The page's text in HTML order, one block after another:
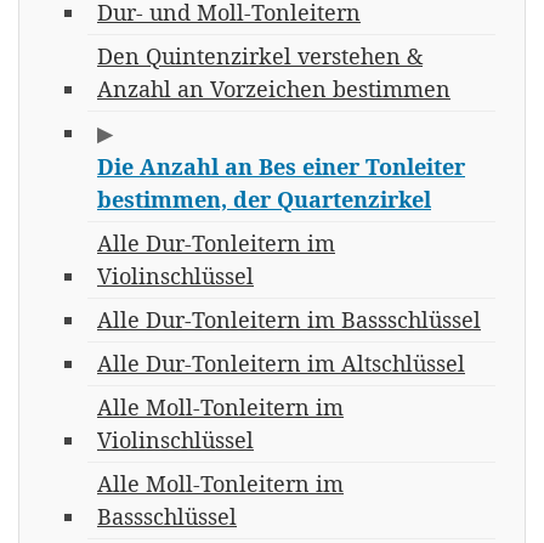
Dur- und Moll-Tonleitern
Den Quintenzirkel verstehen &
Anzahl an Vorzeichen bestimmen
▶
Die Anzahl an Bes einer Tonleiter
bestimmen, der Quartenzirkel
Alle Dur-Tonleitern im
Violinschlüssel
Alle Dur-Tonleitern im Bassschlüssel
Alle Dur-Tonleitern im Altschlüssel
Alle Moll-Tonleitern im
Violinschlüssel
Alle Moll-Tonleitern im
Bassschlüssel